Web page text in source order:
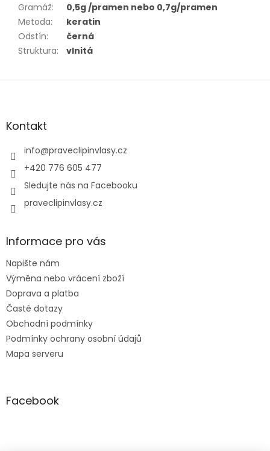
Gramáž:
0,5g /pramen nebo 0,7g/pramen
Metoda:
keratin
Odstín:
černá
Struktura: vlnitá
Z
aKontakt
info@praveclipinvlasy.cz
+420 776 605 477
Sledujte nás na Facebooku
praveclipinvlasy.cz
Informace pro vás
Napište nám
Výměna nebo vrácení zboží
Doprava a platba
Časté dotazy
Obchodní podmínky
Podmínky ochrany osobní údajů
Mapa serveru
Facebook